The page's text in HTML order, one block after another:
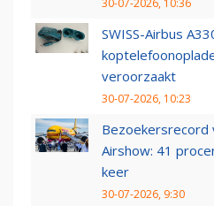
30-07-2026, 10:36
SWISS-Airbus
veroorzaakt
30-07-2026, 10:23
Bezoekersrecord
Airshow: 41
keer
30-07-2026, 9:30